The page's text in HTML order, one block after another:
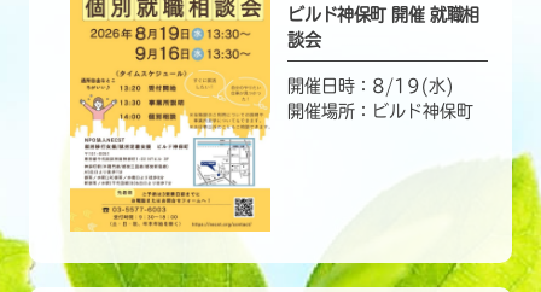
ビルド神保町 開催 就職相
談会
開催日時：8/19(水)
開催場所：ビルド神保町